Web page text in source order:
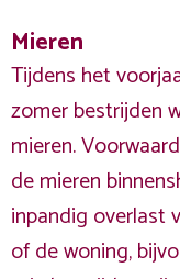
Mieren
Tijdens het
zomer bestrijden
mieren.
de mieren
inpandig overlast
of de woning,